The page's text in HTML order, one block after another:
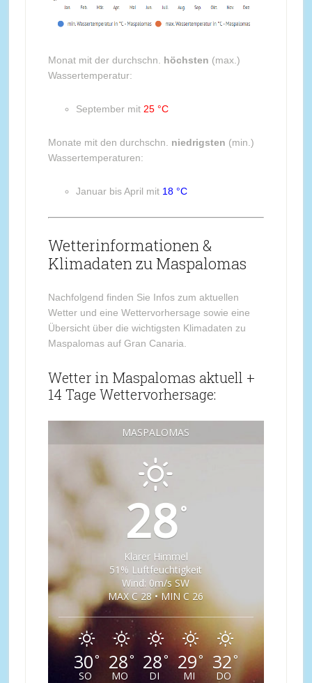
Monat mit der durchschn. höchsten (max.)
Wassertemperatur:
September mit 25 °C
Monate mit den durchschn. niedrigsten (min.)
Wassertemperaturen:
Januar bis April mit 18 °C
Wetterinformationen &
Klimadaten zu Maspalomas
Nachfolgend finden Sie Infos zum aktuellen
Wetter und eine Wettervorhersage sowie eine
Übersicht über die wichtigsten Klimadaten zu
Maspalomas auf Gran Canaria.
Wetter in Maspalomas aktuell +
14 Tage Wettervorhersage:
MASPALOMAS
28°
Klarer Himmel
51% Luftfeuchtigkeit
Wind: 0m/s SW
MAX C 28 • MIN C 26
30°
SO
28°
MO
28°
DI
29°
MI
32°
DO